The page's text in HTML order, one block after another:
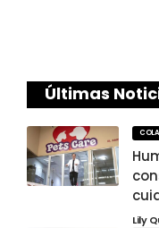
Últimas
Lily